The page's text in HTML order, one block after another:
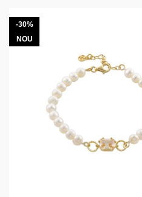
-30%
NOU